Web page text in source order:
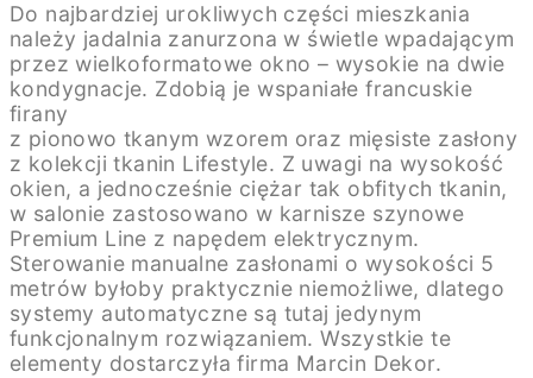
Do najbardziej urokliwych części mieszkania
należy jadalnia zanurzona w świetle wpadającym
przez wielkoformatowe okno – wysokie na dwie
kondygnacje. Zdobią je wspaniałe francuskie
firany
z pionowo tkanym wzorem oraz mięsiste zasłony
z kolekcji tkanin Lifestyle. Z uwagi na wysokość
okien, a jednocześnie ciężar tak obfitych tkanin,
w salonie zastosowano w karnisze szynowe
Premium Line z napędem elektrycznym.
Sterowanie manualne zasłonami o wysokości 5
metrów byłoby praktycznie niemożliwe, dlatego
systemy automatyczne są tutaj jedynym
funkcjonalnym rozwiązaniem. Wszystkie te
elementy dostarczyła firma Marcin Dekor.